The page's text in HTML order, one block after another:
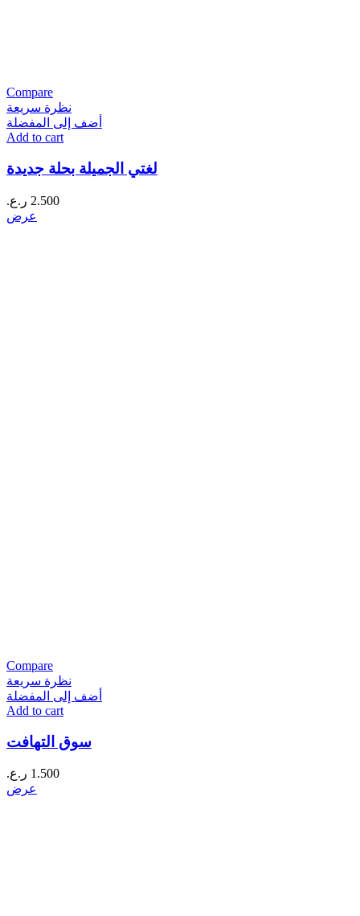
Compare
نظرة سريعة
أضف إلى المفضلة
Add to cart
لغتي الجميلة بحلة جديدة
2.500 ر.ع.
عرض
Compare
نظرة سريعة
أضف إلى المفضلة
Add to cart
سوق التهافت
1.500 ر.ع.
عرض